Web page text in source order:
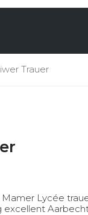
Trauer
Lycée
excellent